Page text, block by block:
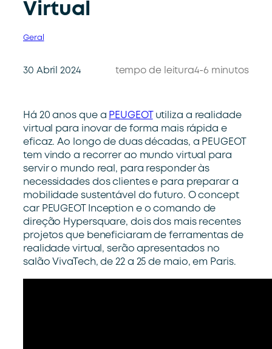
Virtual
Geral
30 Abril 2024 tempo de leitura4-6 minutos
Há 20 anos que a PEUGEOT
utiliza a realidade
virtual para inovar de forma mais rápida e
eficaz. Ao longo de duas décadas, a PEUGEOT
tem vindo a recorrer ao mundo virtual para
servir o mundo real, para responder às
necessidades dos clientes e para preparar a
mobilidade sustentável do futuro. O concept
car PEUGEOT Inception e o comando de
direção Hypersquare, dois dos mais recentes
projetos que beneficiaram de ferramentas de
realidade virtual, serão apresentados no
salão VivaTech, de 22 a 25 de maio, em Paris.